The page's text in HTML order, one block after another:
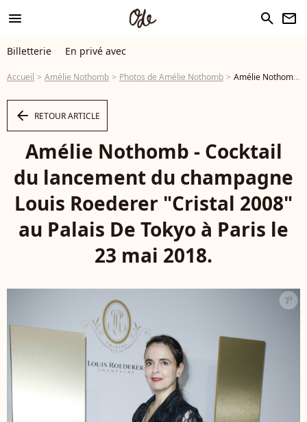
menu search newsletter
Billetterie En privé avec
Accueil Amélie Nothomb Photos de Amélie Nothomb Amélie Nothomb - Cocktail du lancement du champagne Louis Roederer "Cristal 2008" au Palais De Tokyo à Paris le 23 mai 2018. © Olivier Borde/Bestimage - Photo
arrow_left RETOUR ARTICLE
Amélie Nothomb - Cocktail
du lancement du champagne
Louis Roederer "Cristal 2008"
au Palais De Tokyo à Paris le
23 mai 2018.